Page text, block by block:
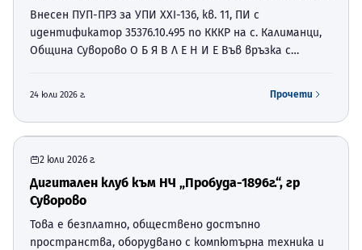
с. Калиманци, Община Суворово
Внесен ПУП-ПРЗ за УПИ ХХI-136, кв. 11, ПИ с
идентификатор 35376.10.495 по КККР на с. Калиманци,
Община Суворово О Б Я В Л Е Н И Е Във връзка с
24 юли 2026 г. Прочети
2 юли 2026 г.
Дигитален клуб към НЧ „Пробуда-1896г.“, гр
Суворово
Това е безплатно, обществено достъпно
пространства, оборудвано с компютърна техника и